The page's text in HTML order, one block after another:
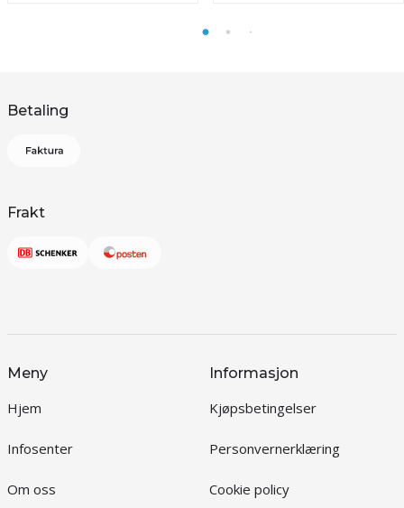
Betaling
Frakt
Meny
Hjem
Infosenter
Om oss
Informasjon
Kjøpsbetingelser
Personvernerklæring
Cookie policy